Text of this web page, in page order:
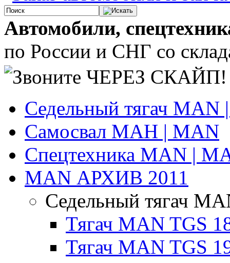
Автомобили,
по России и СНГ со
Седельный тягач
Самосвал МАН | MAN
Спецтехника MAN |
MAN АРХИВ 2011
Седельный тягач
Тягач MAN TGS
Тягач MAN TGS